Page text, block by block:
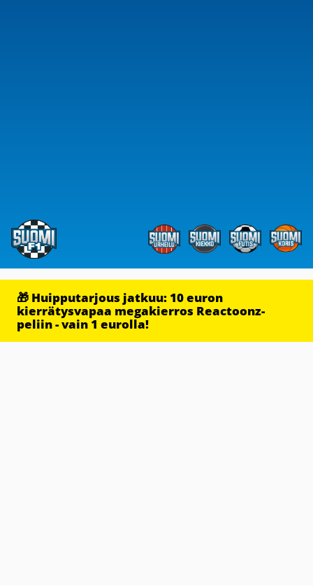
🎁 Huipputarjous jatkuu: 10 euron
kierrätysvapaa megakierros Reactoonz-
peliin - vain 1 eurolla!